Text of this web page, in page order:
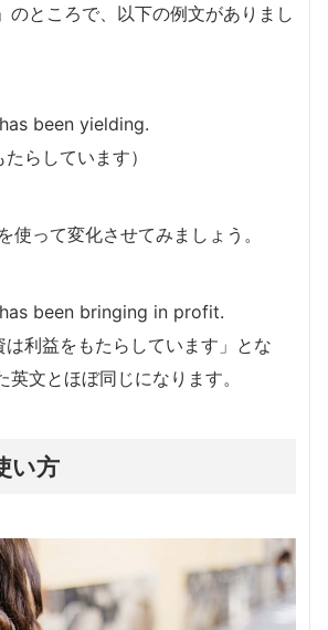
のところで、以下の例文がありまし
been yielding.
たらしています）
使って変化させてみましょう。
been bringing in profit.
は利益をもたらしています」とな
文とほぼ同じになります。
い方